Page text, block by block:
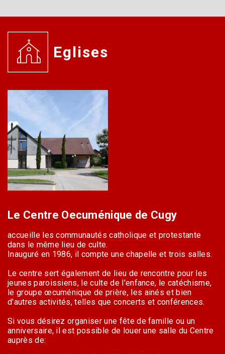
Eglises
Le Centre Oecuménique de Cugy
accueille les communautés catholique et protestante
dans le même lieu de culte.
Inauguré en 1986, il compte une chapelle et trois salles.
Le centre sert également de lieu de rencontre pour les
jeunes paroissiens, le culte de l'enfance, le catéchisme,
le groupe œcuménique de prière, les ainés et bien
d'autres activités, telles que concerts et conférences.
Si vous désirez organiser une fête de famille ou un
anniversaire, il est possible de louer une salle du Centre
auprès de: